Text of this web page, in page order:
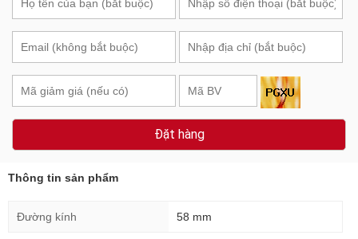
Đặt hàng
Thông tin sản phẩm
Đường kính 58 mm